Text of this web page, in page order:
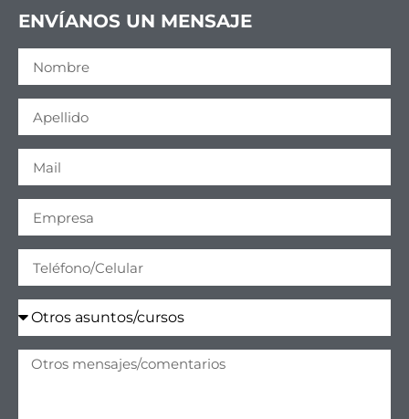
ENVÍANOS UN MENSAJE